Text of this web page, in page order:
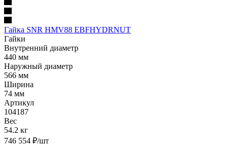
Гайка SNR HMV88 EBFHYDRNUT
Гайки
Внутренний диаметр
440 мм
Наружный диаметр
566 мм
Ширина
74 мм
Артикул
104187
Вес
54.2 кг
746 554 ₽/шт